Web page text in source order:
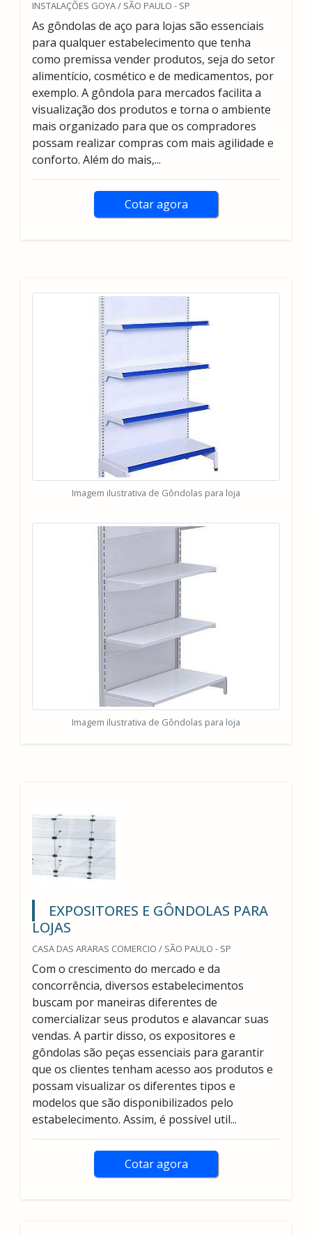
INSTALAÇÕES GOYA / SÃO PAULO - SP
As gôndolas de aço para lojas são essenciais
para qualquer estabelecimento que tenha
como premissa vender produtos, seja do setor
alimentício, cosmético e de medicamentos, por
exemplo. A gôndola para mercados facilita a
visualização dos produtos e torna o ambiente
mais organizado para que os compradores
possam realizar compras com mais agilidade e
conforto. Além do mais,...
Cotar agora
Imagem ilustrativa de Gôndolas para loja
Imagem ilustrativa de Gôndolas para loja
EXPOSITORES E GÔNDOLAS PARA
LOJAS
CASA DAS ARARAS COMERCIO / SÃO PAULO - SP
Com o crescimento do mercado e da
concorrência, diversos estabelecimentos
buscam por maneiras diferentes de
comercializar seus produtos e alavancar suas
vendas. A partir disso, os expositores e
gôndolas são peças essenciais para garantir
que os clientes tenham acesso aos produtos e
possam visualizar os diferentes tipos e
modelos que são disponibilizados pelo
estabelecimento. Assim, é possível util...
Cotar agora